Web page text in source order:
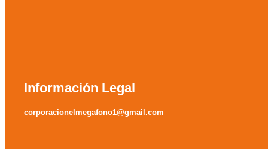
Información Legal
corporacionelmegafono1@gmail.com